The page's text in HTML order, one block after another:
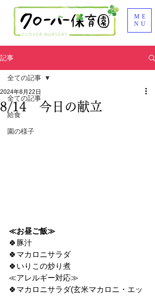
ME
NU
記事
全ての記事
給食
園の様子
全ての記事
8/14 今日の献立
2024年8月22日
≪お昼ご飯≫
🍀豚汁
🍀マカロニサラダ
🍀いりこの炒り煮
≪アレルギー対応≫
🍀マカロニサラダ(玄米マカロニ・エッ